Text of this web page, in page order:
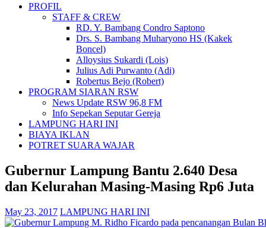
PROFIL
STAFF & CREW
RD. Y. Bambang Condro Saptono
Drs. S. Bambang Muharyono HS (Kakek
Boncel)
Alloysius Sukardi (Lois)
Julius Adi Purwanto (Adi)
Robertus Bejo (Robert)
PROGRAM SIARAN RSW
News Update RSW 96,8 FM
Info Sepekan Seputar Gereja
LAMPUNG HARI INI
BIAYA IKLAN
POTRET SUARA WAJAR
Gubernur Lampung Bantu 2.640 Desa
dan Kelurahan Masing-Masing Rp6 Juta
May 23, 2017 LAMPUNG HARI INI